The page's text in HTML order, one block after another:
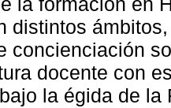
distintos
concienciación
docente con
la égida de la